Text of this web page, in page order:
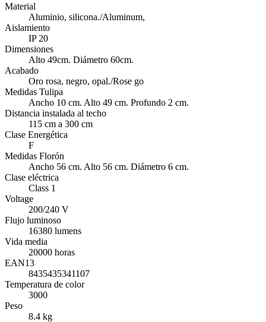
Material
Aluminio, silicona./Aluminum,
Aislamiento
IP 20
Dimensiones
Alto 49cm. Diámetro 60cm.
Acabado
Oro rosa, negro, opal./Rose go
Medidas Tulipa
Ancho 10 cm. Alto 49 cm. Profundo 2 cm.
Distancia instalada al techo
115 cm a 300 cm
Clase Energética
F
Medidas Florón
Ancho 56 cm. Alto 56 cm. Diámetro 6 cm.
Clase eléctrica
Class 1
Voltage
200/240 V
Flujo luminoso
16380 lumens
Vida media
20000 horas
EAN13
8435435341107
Temperatura de color
3000
Peso
8.4 kg